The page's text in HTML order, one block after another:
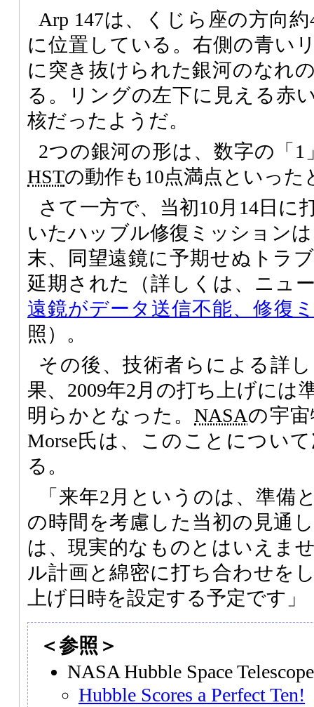
Arp 147は、くじら座の方向
に位置している。右側の青い
に突き抜けられた銀河のなれ
る。リングの左下に見える赤
核だったようだ。
2つの銀河の形は、数字の「
HSTの動作も10点満点といった
さて一方で、当初10月14日に
いたハッブル修復ミッション
末、同望遠鏡に予期せぬトラ
延期された（詳しくは、ニュ
遠鏡がデータ送信不能、修復
照）。
その後、技術者らによる詳
果、2009年2月の打ち上げには
明らかとなった。NASAの宇宙
Morse氏は、このことについ
る。
「来年2月というのは、準備
の時間を考慮した当初の見通
は、現実的なものとはいえま
ル計画と綿密に打ち合わせを
上げ日時を設定する予定です」
＜参照＞
NASA Hubble Space
Hubble Scores a Perfect Ten!